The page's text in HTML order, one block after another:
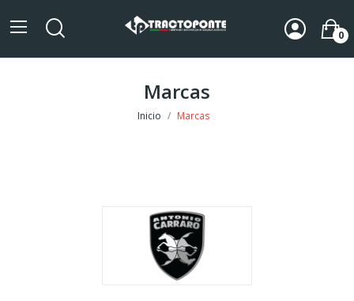
0
Marcas
Inicio Marcas